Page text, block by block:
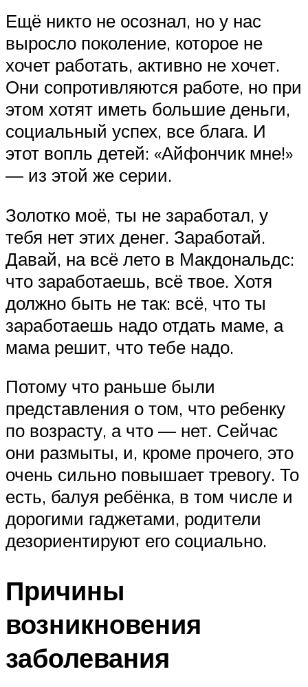
Ещё никто не осознал, но у нас
выросло поколение, которое не
хочет работать, активно не хочет.
Они сопротивляются работе, но при
этом хотят иметь большие деньги,
социальный успех, все блага. И
этот вопль детей: «Айфончик мне!»
— из этой же серии.
Золотко моё, ты не заработал, у
тебя нет этих денег. Заработай.
Давай, на всё лето в Макдональдс:
что заработаешь, всё твое. Хотя
должно быть не так: всё, что ты
заработаешь надо отдать маме, а
мама решит, что тебе надо.
Потому что раньше были
представления о том, что ребенку
по возрасту, а что — нет. Сейчас
они размыты, и, кроме прочего, это
очень сильно повышает тревогу. То
есть, балуя ребёнка, в том числе и
дорогими гаджетами, родители
дезориентируют его социально.
Причины
возникновения
заболевания